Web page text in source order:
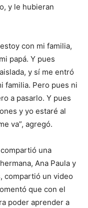
y le hubieran
con mi familia,
papá. Y pues
y sí me entró
familia. Pero pues ni
a pasarlo. Y pues
y yo estaré al
va”, agregó.
una
Ana Paula y
compartió un video
que con el
poder aprender a